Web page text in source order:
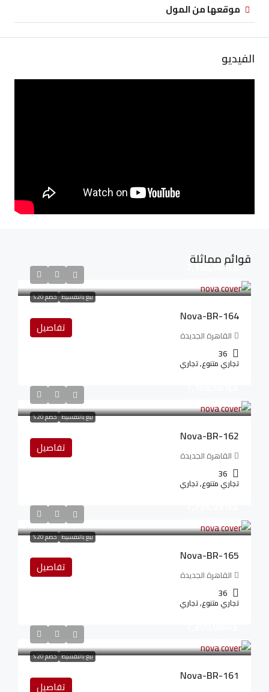
موقعها من المول
الفيديو
قوائم مماثلة
بيع بالتقسيط خصم 20%
7,156,661LE
Nova-BR-164
القاهرة الجديدة
36
تجاري متنوع, تجاري
تفاصيل
بيع بالتقسيط خصم 20%
Nova-BR-162
القاهرة الجديدة
36
تجاري متنوع, تجاري
تفاصيل
بيع بالتقسيط خصم 20%
Nova-BR-165
القاهرة الجديدة
36
تجاري متنوع, تجاري
تفاصيل
بيع بالتقسيط خصم 20%
Nova-BR-161
تفاصيل